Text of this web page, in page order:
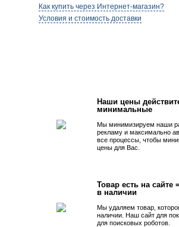
Как купить через Интернет-магазин?
Условия и стоимость доставки
Наши цены
минимальные
Мы минимизируем наши
рекламу и максимально
все процессы, чтобы
цены для Вас.
Товар есть на сайте
в наличии
Мы удаляем товар,
наличии. Наш сайт для
для поисковых роботов.